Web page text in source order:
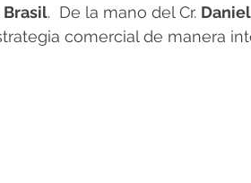
Brasil.  De la mano del Cr.
comercial de manera